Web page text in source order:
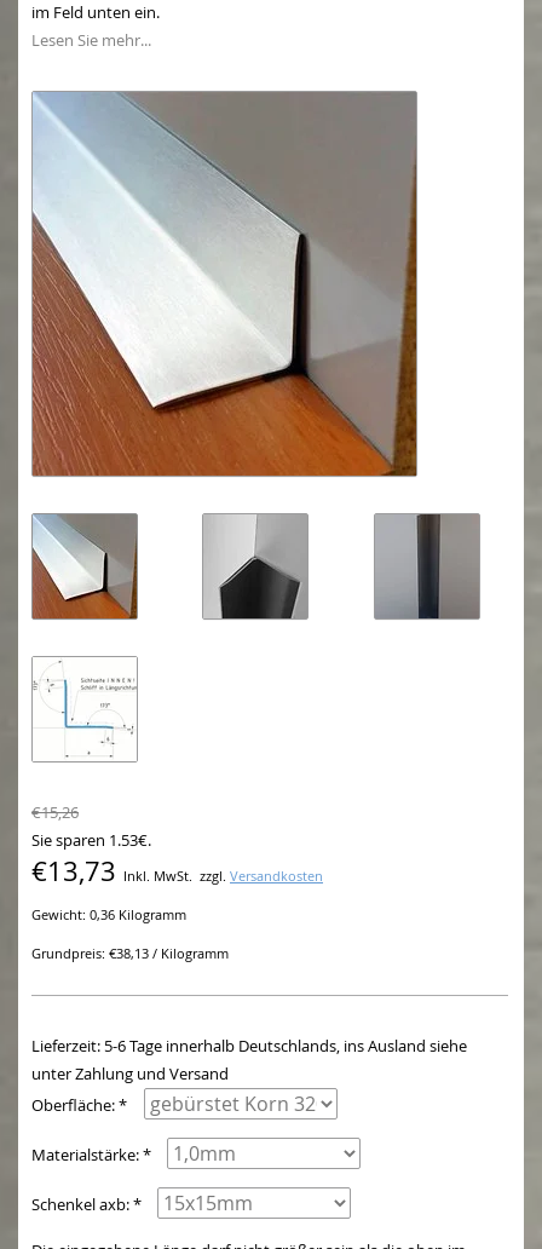
im Feld unten ein.
Lesen Sie mehr...
€15,26
Sie sparen 1.53€.
€13,73 Inkl. MwSt. zzgl. Versandkosten
Gewicht: 0,36 Kilogramm
Grundpreis: €38,13 / Kilogramm
Lieferzeit: 5-6 Tage innerhalb Deutschlands, ins Ausland siehe
unter Zahlung und Versand
Oberfläche: *
Materialstärke: *
Schenkel axb: *